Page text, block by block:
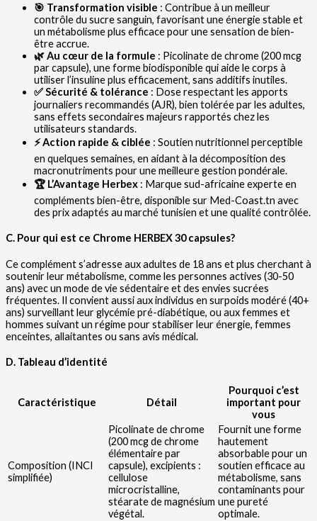
🎯 Transformation visible : Contribue à un meilleur
contrôle du sucre sanguin, favorisant une énergie stable et
un métabolisme plus efficace pour une sensation de bien-
être accrue.
🌿 Au cœur de la formule : Picolinate de chrome (200 mcg
par capsule), une forme biodisponible qui aide le corps à
utiliser l’insuline plus efficacement, sans additifs inutiles.
✅ Sécurité & tolérance : Dose respectant les apports
journaliers recommandés (AJR), bien tolérée par les adultes,
sans effets secondaires majeurs rapportés chez les
utilisateurs standards.
⚡ Action rapide & ciblée : Soutien nutritionnel perceptible
en quelques semaines, en aidant à la décomposition des
macronutriments pour une meilleure gestion pondérale.
🏆 L’Avantage Herbex : Marque sud-africaine experte en
compléments bien-être, disponible sur Med-Coast.tn avec
des prix adaptés au marché tunisien et une qualité contrôlée.
C. Pour qui est ce Chrome HERBEX 30 capsules?
Ce complément s’adresse aux adultes de 18 ans et plus cherchant à
soutenir leur métabolisme, comme les personnes actives (30-50
ans) avec un mode de vie sédentaire et des envies sucrées
fréquentes. Il convient aussi aux individus en surpoids modéré (40+
ans) surveillant leur glycémie pré-diabétique, ou aux femmes et
hommes suivant un régime pour stabiliser leur énergie, femmes
enceintes, allaitantes ou sans avis médical.
D. Tableau d’identité
Caractéristique Détail
Pourquoi c’est
important pour
vous
Composition (INCI
simplifiée)
Picolinate de chrome
(200 mcg de chrome
élémentaire par
capsule), excipients :
cellulose
microcristalline,
stéarate de magnésium
végétal.
Fournit une forme
hautement
absorbable pour un
soutien efficace au
métabolisme, sans
contaminants pour
une pureté
optimale.